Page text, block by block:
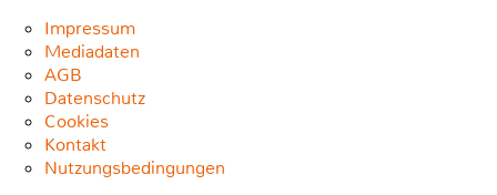
Impressum
Mediadaten
AGB
Datenschutz
Cookies
Kontakt
Nutzungsbedingungen